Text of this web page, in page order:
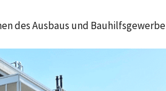
des Ausbaus und Bauhilfsgewerbe